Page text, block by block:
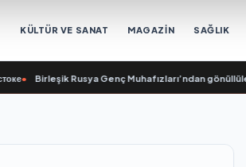
KÜLTÜR VE SANAT MAGAZİN SAĞLIK
Birleşik Rusya Genç Muhafızları’ndan gönüllüler,